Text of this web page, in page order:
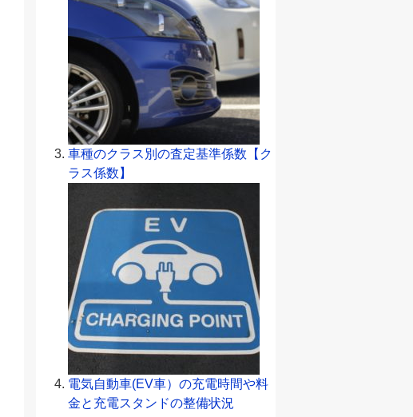
車種のクラス別の査定基準係数【ク
ラス係数】
電気自動車(EV車）の充電時間や料
金と充電スタンドの整備状況